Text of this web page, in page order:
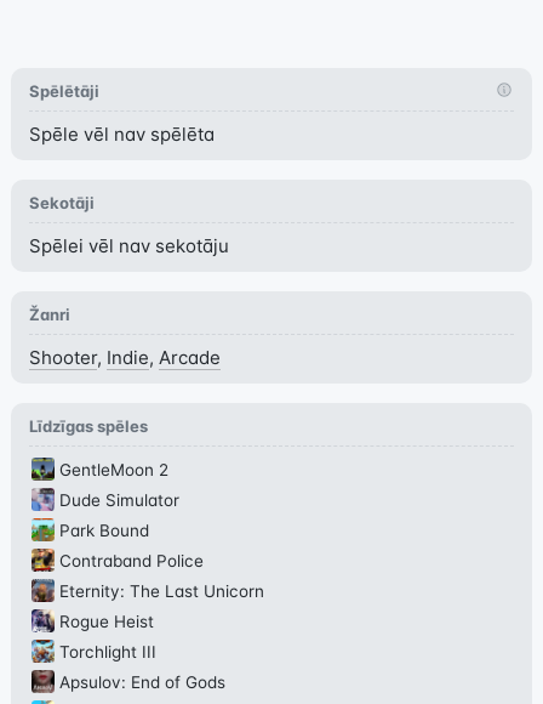
Spēlētāji
Spēle vēl nav spēlēta
Sekotāji
Spēlei vēl nav sekotāju
Žanri
Shooter, Indie, Arcade
Līdzīgas spēles
GentleMoon 2
Dude Simulator
Park Bound
Contraband Police
Eternity: The Last Unicorn
Rogue Heist
Torchlight III
Apsulov: End of Gods